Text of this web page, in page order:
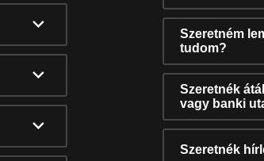
Szeretném
tudom?
Szeretnék
vagy banki
Szeretnék